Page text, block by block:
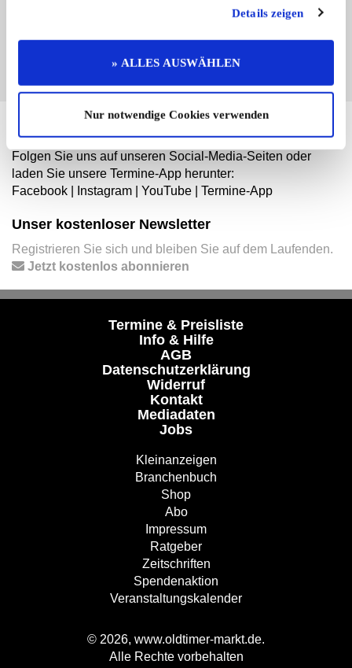
Details zeigen
» ALLES AUSWÄHLEN
Nur notwendige Cookies verwenden
Hier finden Sie mehr von OLDTIMER MARKT
Folgen Sie uns auf unseren Social-Media-Seiten oder
laden Sie unsere Termine-App herunter:
Facebook
Instagram YouTube Termine-App
Unser kostenloser Newsletter
Registrieren Sie sich und bleiben Sie auf dem Laufenden.
Jetzt kostenlos abonnieren
Termine & Preisliste
Info & Hilfe
AGB
Datenschutzerklärung
Widerruf
Kontakt
Mediadaten
Jobs
Kleinanzeigen
Branchenbuch
Shop
Abo
Impressum
Ratgeber
Zeitschriften
Spendenaktion
Veranstaltungskalender
© 2026, www.oldtimer-markt.de.
Alle Rechte vorbehalten